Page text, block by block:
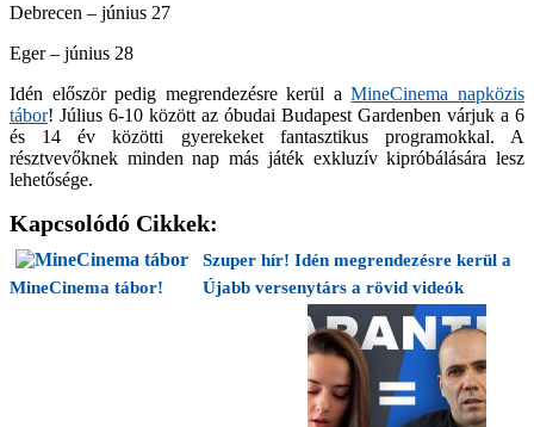
Debrecen – június 27
Eger – június 28
Idén először pedig megrendezésre kerül aMineCinema napközis
tábor! Július 6-10 között az óbudai Budapest Gardenben várjuk a 6
és 14 év közötti gyerekeket fantasztikus programokkal. A
résztvevőknek minden nap más játék exkluzív kipróbálására lesz
lehetősége.
Kapcsolódó Cikkek:
Szuper hír! Idén megrendezésre kerül a
MineCinema tábor!
Újabb versenytárs a rövid videók